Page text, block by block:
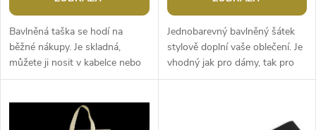
d
u
k
d
u
k
Bavlněná taška se hodí na
běžné nákupy. Je skladná,
můžete ji nosit v kabelce nebo
kapse a v případě nouze ji
Jednobarevný bavlněný šátek
stylově doplní vaše oblečení. Je
vhodný jak pro dámy, tak pro
pány. Uplatní se v každém